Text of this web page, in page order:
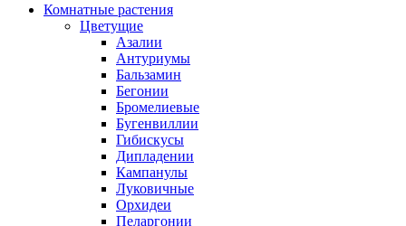
Комнатные растения
Цветущие
Азалии
Антуриумы
Бальзамин
Бегонии
Бромелиевые
Бугенвиллии
Гибискусы
Дипладении
Кампанулы
Луковичные
Орхидеи
Пеларгонии